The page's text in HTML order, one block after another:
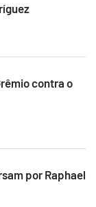
contra o
por Raphael